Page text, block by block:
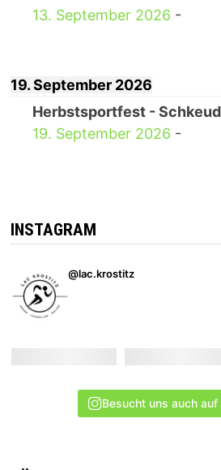
13. September 2026 -
19. September 2026
Herbstsportfest -
19. September 2026 -
INSTAGRAM
@lac.krostitz
Besucht uns auch